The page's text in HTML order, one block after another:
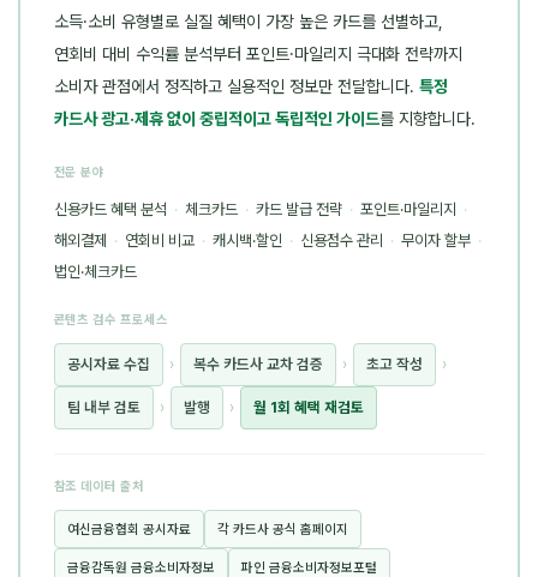
소득·소비 유형별로 실질 혜택이 가장 높은 카드를 선별하고,
연회비 대비 수익률 분석부터 포인트·마일리지 극대화 전략까지
소비자 관점에서 정직하고 실용적인 정보만 전달합니다. 특정
카드사 광고·제휴 없이 중립적이고 독립적인 가이드를 지향합니다.
전문 분야
신용카드 혜택 분석 · 체크카드 · 카드 발급 전략 · 포인트·마일리지 ·
해외결제 · 연회비 비교 · 캐시백·할인 · 신용점수 관리 · 무이자 할부 ·
법인·체크카드
콘텐츠 검수 프로세스
공시자료 수집 › 복수 카드사 교차 검증 › 초고 작성 ›
팀 내부 검토 › 발행 › 월 1회 혜택 재검토
참조 데이터 출처
여신금융협회 공시자료 각 카드사 공식 홈페이지
금융감독원 금융소비자정보 파인 금융소비자정보포털